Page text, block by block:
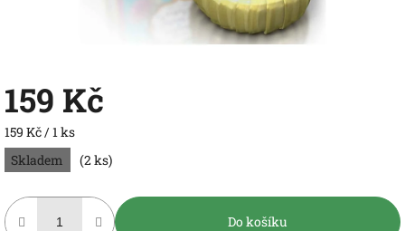
159 Kč
Měrná
cena:
159 Kč / 1 ks
Skladem
(2 ks)
Do košíku